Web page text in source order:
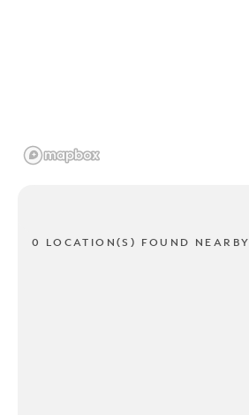
0 LOCATION(S) FOUND NEARBY